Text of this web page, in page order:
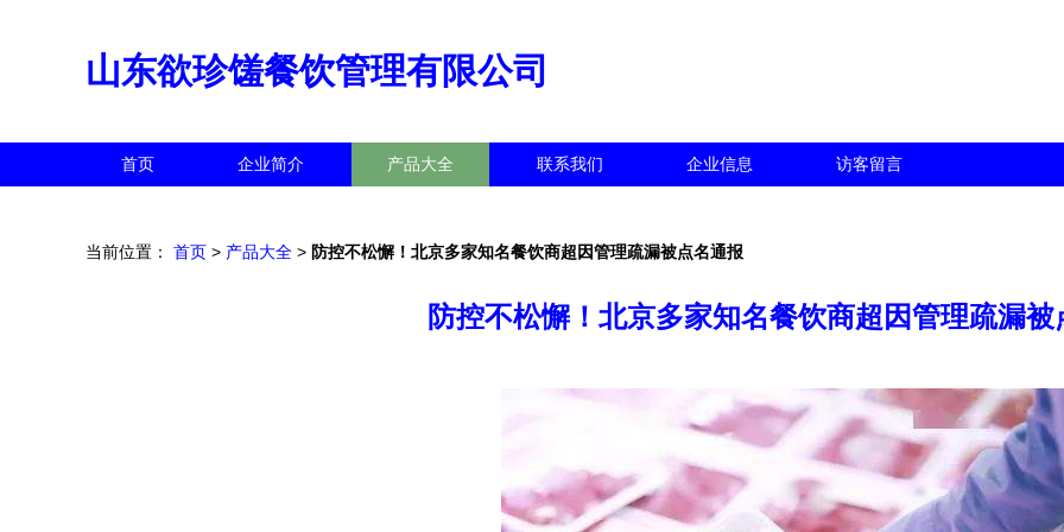
山东欲珍馐餐饮管理有限公司
首页 企业简介 产品大全 联系我们 企业信息 访客留言
当前位置： 首页 > 产品大全 > 防控不松懈！北京多家知名餐饮商超因管理疏漏被点名通报
防控不松懈！北京多家知名餐饮商超因管理疏漏被